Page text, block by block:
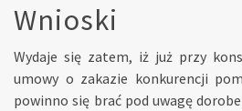
Wnioski
Wydaje się zatem, iż już przy
umowy o zakazie konkurencji
powinno się brać pod uwagę